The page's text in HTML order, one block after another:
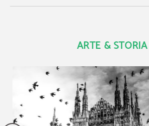
ARTE & STORIA